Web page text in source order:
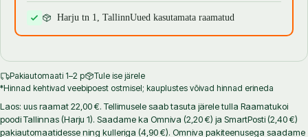
Harju tn 1, TallinnUued kasutamata raamatud
Pakiautomaati 1–2 p
Tule ise järele
*Hinnad kehtivad veebipoest ostmisel; kauplustes võivad hinnad erineda
Laos: uus raamat 22,00 €. Tellimusele saab tasuta järele tulla Raamatukoi
poodi Tallinnas (Harju 1). Saadame ka Omniva (2,20 €) ja SmartPosti (2,40 €)
pakiautomaatidesse ning kulleriga (4,90 €). Omniva pakiteenusega saadame